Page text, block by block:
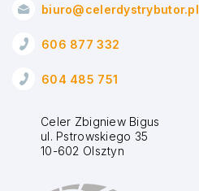
biuro@celerdystrybutor.pl
606 877 332
604 485 751
Celer Zbigniew Bigus
ul. Pstrowskiego 35
10-602 Olsztyn